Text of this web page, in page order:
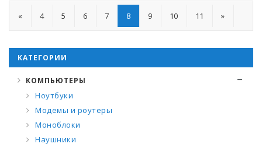
« 4 5 6 7 8 9 10 11 »
КАТЕГОРИИ
КОМПЬЮТЕРЫ
Ноутбуки
Модемы и роутеры
Моноблоки
Наушники